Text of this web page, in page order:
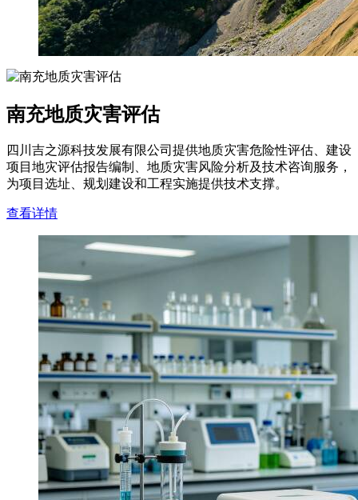
南充地质灾害评估
四川吉之源科技发展有限公司提供地质灾害危险性评估、建设
项目地灾评估报告编制、地质灾害风险分析及技术咨询服务，
为项目选址、规划建设和工程实施提供技术支撑。
查看详情